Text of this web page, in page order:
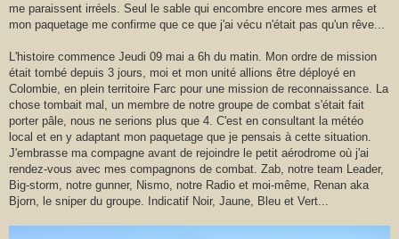
me paraissent irréels. Seul le sable qui encombre encore mes armes et
mon paquetage me confirme que ce que j'ai vécu n'était pas qu'un rêve...
L'histoire commence Jeudi 09 mai a 6h du matin. Mon ordre de mission
était tombé depuis 3 jours, moi et mon unité allions être déployé en
Colombie, en plein territoire Farc pour une mission de reconnaissance. La
chose tombait mal, un membre de notre groupe de combat s'était fait
porter pâle, nous ne serions plus que 4. C'est en consultant la météo
local et en y adaptant mon paquetage que je pensais à cette situation.
J'embrasse ma compagne avant de rejoindre le petit aérodrome où j'ai
rendez-vous avec mes compagnons de combat. Zab, notre team Leader,
Big-storm, notre gunner, Nismo, notre Radio et moi-même, Renan aka
Bjorn, le sniper du groupe. Indicatif Noir, Jaune, Bleu et Vert...